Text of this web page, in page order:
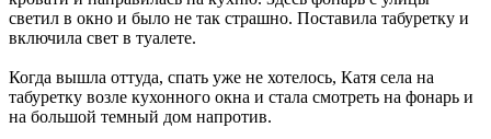
светил в окно и было не так страшно. Поставила табуретку и
включила свет в туалете.
Когда вышла оттуда, спать уже не хотелось, Катя села на
табуретку возле кухонного окна и стала смотреть на фонарь и
на большой темный дом напротив.